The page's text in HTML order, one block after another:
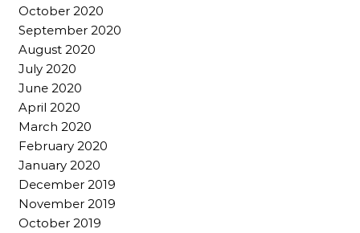
October 2020
September 2020
August 2020
July 2020
June 2020
April 2020
March 2020
February 2020
January 2020
December 2019
November 2019
October 2019